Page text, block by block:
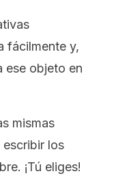
fácilmente y,
ese objeto en
mismas
escribir los
¡Tú eliges!